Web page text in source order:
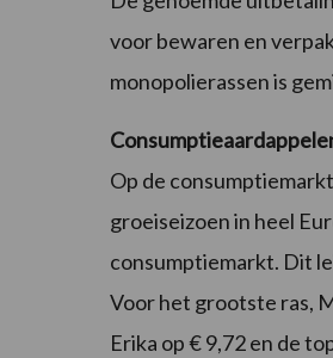
voor bewaren en
monopolierassen is
Op de
groeiseizoen in heel
consumptiemarkt. Dit
Voor het grootste ras,
Erika op € 9,72 en de